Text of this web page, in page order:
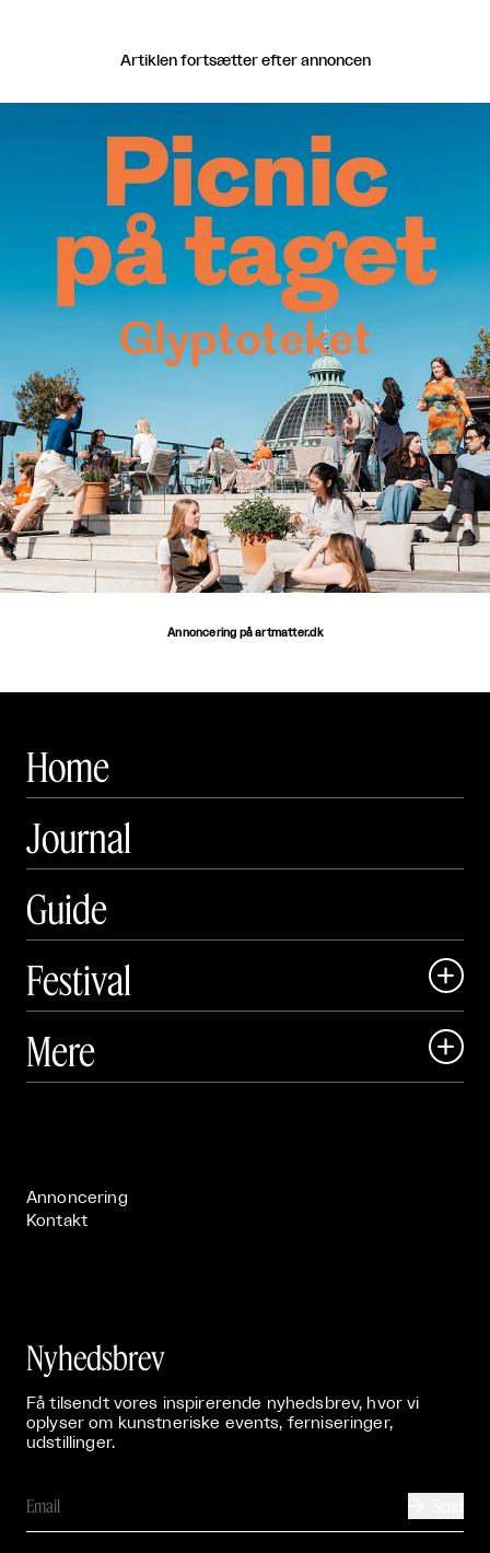
Artiklen fortsætter efter annoncen
Annoncering på artmatter.dk
Home
Journal
Guide
Festival

 Art Matter Festival
Mere 
Annoncering
Kontakt
Nyhedsbrev
Få tilsendt vores inspirerende nyhedsbrev, hvor vi
oplyser om kunstneriske events, ferniseringer,
udstillinger.